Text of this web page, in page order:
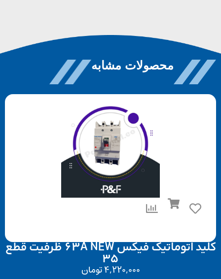
محصولات مشابه
کلید اتوماتیک فیکس 63A NEW ظرفیت قطع
4,220,000تومان